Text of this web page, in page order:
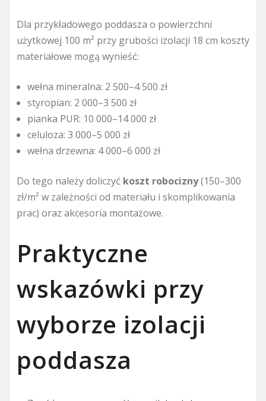
Dla przykładowego poddasza o powierzchni
użytkowej 100 m² przy grubości izolacji 18 cm koszty
materiałowe mogą wynieść:
wełna mineralna: 2 500–4 500 zł
styropian: 2 000–3 500 zł
pianka PUR: 10 000–14 000 zł
celuloza: 3 000–5 000 zł
wełna drzewna: 4 000–6 000 zł
Do tego należy doliczyć koszt robocizny(150–300
zł/m² w zależności od materiału i skomplikowania
prac) oraz akcesoria montażowe.
Praktyczne
wskazówki przy
wyborze izolacji
poddasza